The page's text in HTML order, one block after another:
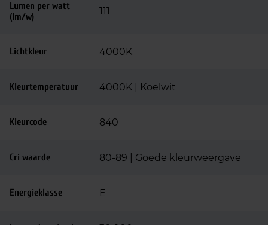
Lumen per watt
(lm/w)
111
Lichtkleur 4000K
Kleurtemperatuur 4000K | Koelwit
Kleurcode 840
Cri waarde 80-89 | Goede kleurweergave
Energieklasse E